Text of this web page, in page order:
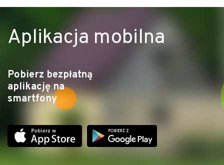
Aplikacja mobilna
Pobierz bezpłatną
aplikację na
smartfony